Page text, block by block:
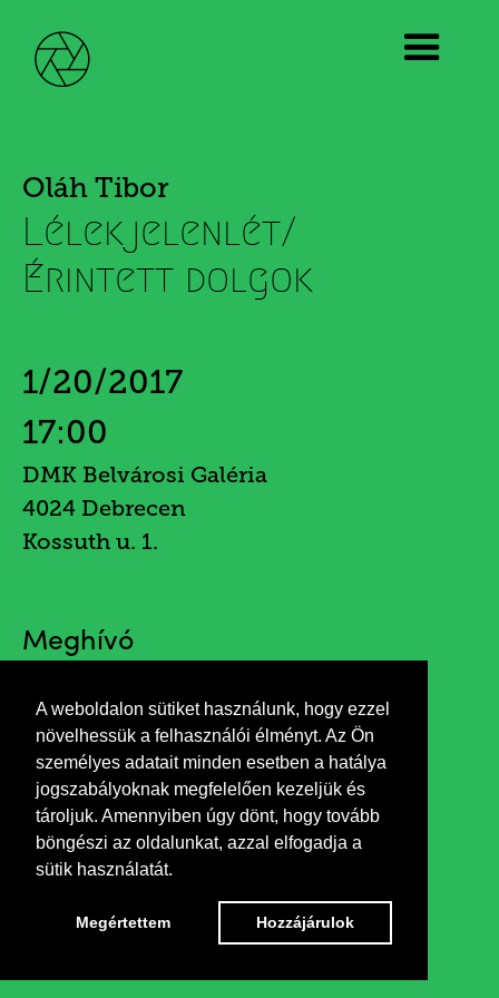
A weboldalon sütiket használunk, hogy ezzel
növelhessük a felhasználói élményt. Az Ön
személyes adatait minden esetben a hatálya
jogszabályoknak megfelelően kezeljük és
tároljuk. Amennyiben úgy dönt, hogy tovább
böngészi az oldalunkat, azzal elfogadja a
sütik használatát.
Megértettem Hozzájárulok
Oláh Tibor
Lélekjelenlét/
Érintett dolgok
1/20/2017
17:00
DMK Belvárosi Galéria
4024 Debrecen
Kossuth u. 1.
Meghívó